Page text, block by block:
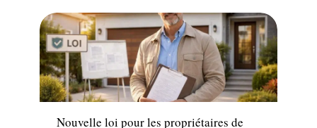
Immo
Nouvelle loi pour les propriétaires de